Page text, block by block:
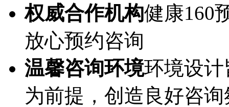
权威合作机构健康160
放心预约咨询
温馨咨询环境环境设
为前提，创造良好咨